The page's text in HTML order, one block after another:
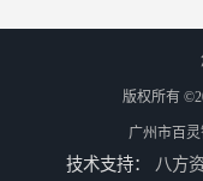
版权所有
广州市百
技术支持： 八方